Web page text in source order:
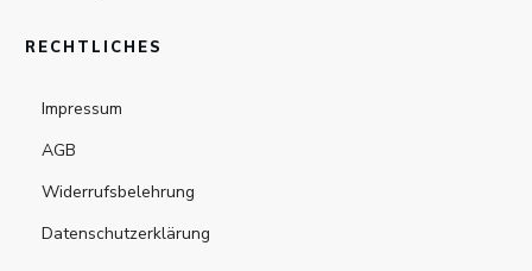
RECHTLICHES
Impressum
AGB
Widerrufsbelehrung
Datenschutzerklärung